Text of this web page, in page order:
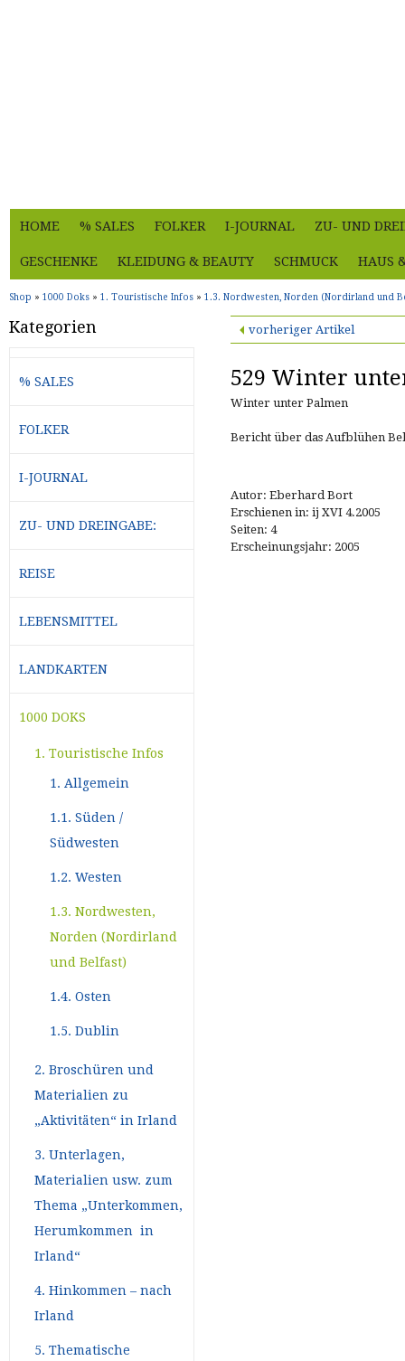
HOME % SALES FOLKER I-JOURNAL ZU- UND
GESCHENKE KLEIDUNG & BEAUTY SCHMUCK HAUS
Shop » 1000 Doks » 1. Touristische Infos » 1.3. Nordwesten, Norden (Nordirland und
vorheriger Artikel
529 Winter
Winter unter Palmen
Bericht über das Aufblühen
Autor: Eberhard Bort
Erschienen in: ij XVI 4.2005
Seiten: 4
Erscheinungsjahr: 2005
Kategorien
% SALES
FOLKER
I-JOURNAL
ZU- UND DREINGABE:
REISE
LEBENSMITTEL
LANDKARTEN
1000 DOKS
1. Touristische Infos
1. Allgemein
1.1. Süden /
Südwesten
1.2. Westen
1.3. Nordwesten,
Norden (Nordirland
und Belfast)
1.4. Osten
1.5. Dublin
2. Broschüren und
Materialien zu
„Aktivitäten“ in Irland
3. Unterlagen,
Materialien usw. zum
Thema „Unterkommen,
Herumkommen in
Irland“
4. Hinkommen – nach
Irland
5. Thematische